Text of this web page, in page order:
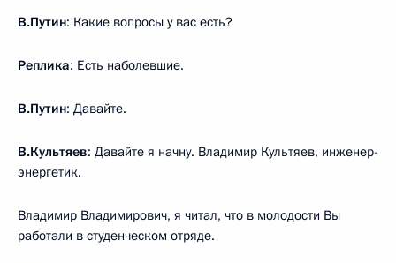
В.Путин: Какие вопросы у вас есть?
Реплика: Есть наболевшие.
В.Путин: Давайте.
В.Культяев: Давайте я начну. Владимир Культяев, инженер-
энергетик.
Владимир Владимирович, я читал, что в молодости Вы
работали в студенческом отряде.